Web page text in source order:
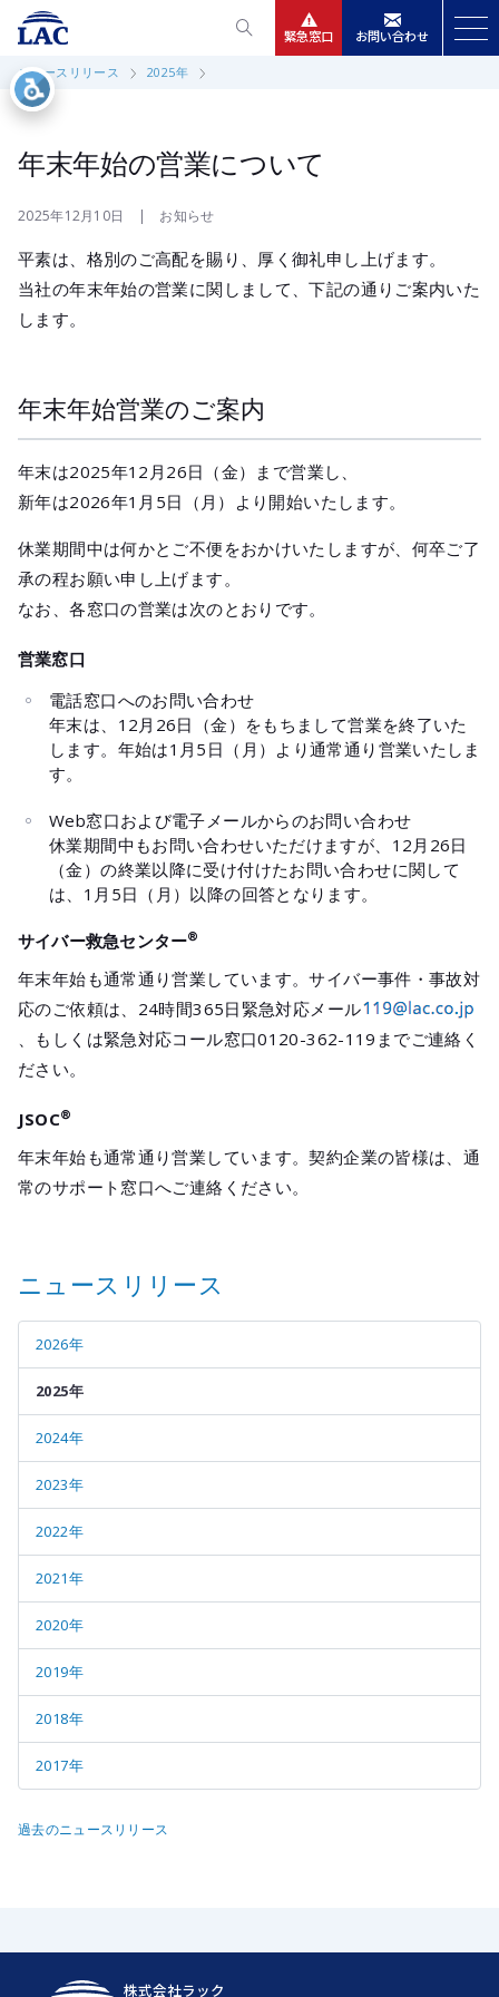
緊急窓口 お問い合わせ
ニュースリリース
IR情報
ニュースリリース 2025年
年末年始の営業について
2025年12月10日 | お知らせ
平素は、格別のご高配を賜り、厚く御礼申し上げます。
当社の年末年始の営業に関しまして、下記の通りご案内いた
します。
年末年始営業のご案内
年末は2025年12月26日（金）まで営業し、
新年は2026年1月5日（月）より開始いたします。
休業期間中は何かとご不便をおかけいたしますが、何卒ご了
承の程お願い申し上げます。
なお、各窓口の営業は次のとおりです。
営業窓口
電話窓口へのお問い合わせ
年末は、12月26日（金）をもちまして営業を終了いた
します。年始は1月5日（月）より通常通り営業いたしま
す。
Web窓口および電子メールからのお問い合わせ
休業期間中もお問い合わせいただけますが、12月26日
（金）の終業以降に受け付けたお問い合わせに関して
は、1月5日（月）以降の回答となります。
サイバー救急センター®︎
年末年始も通常通り営業しています。サイバー事件・事故対
応のご依頼は、24時間365日緊急対応メール
、もしくは緊急対応コール窓口0120-362-119までご連絡く
ださい。
JSOC®︎
年末年始も通常通り営業しています。契約企業の皆様は、通
常のサポート窓口へご連絡ください。
ニュースリリース
2026年
2025年
2024年
2023年
2022年
2021年
2020年
2019年
2018年
2017年
過去のニュースリリース
株式会社ラック